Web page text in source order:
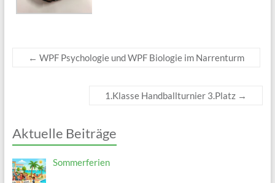
← WPF Psychologie und WPF Biologie im Narrenturm
1.Klasse Handballturnier 3.Platz →
Aktuelle Beiträge
Sommerferien